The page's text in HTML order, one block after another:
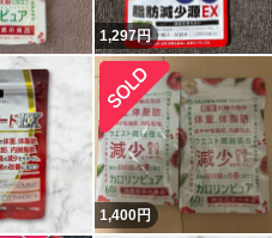
1,297円
1,400円